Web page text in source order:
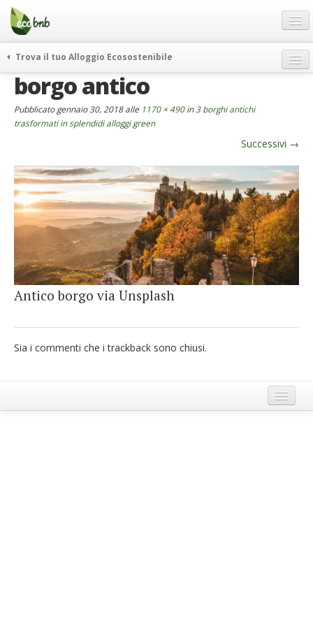
Menu
Salta
contenuto
Offerte Speciali
Regali
FAQ
Partner
Contatti
Italiano
German
English
Spanish
French
Trova il tuo Alloggio Ecosostenibile
weekend green
itinerari
curiosità
news ed eventi
ecohotel
rassegna stampa
borgo antico
Pubblicatogennaio 30, 2018alle 1170 × 490in 3 borghi antichi
trasformati in splendidi alloggi green
Successivi →
Antico borgo via Unsplash
Sia i commenti che i trackback sono chiusi.